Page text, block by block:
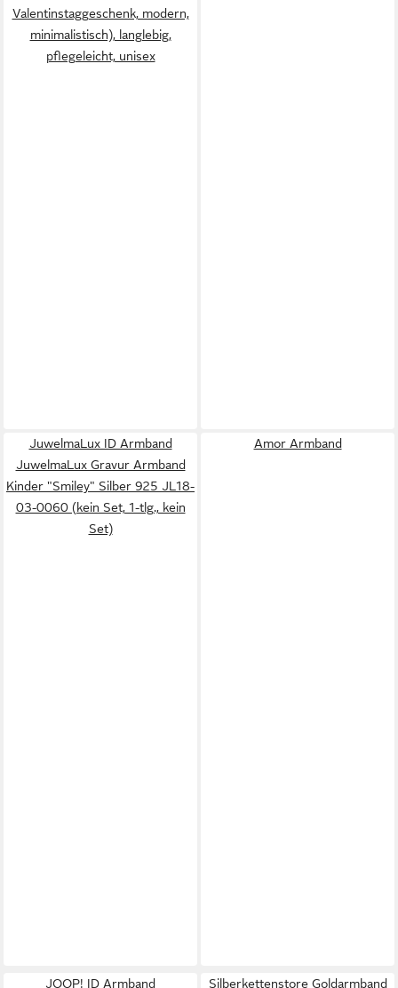
Valentinstaggeschenk, modern,
minimalistisch), langlebig,
pflegeleicht, unisex
JuwelmaLux ID Armband
JuwelmaLux Gravur Armband
Kinder "Smiley" Silber 925 JL18-
03-0060 (kein Set, 1-tlg., kein
Set)
Amor Armband
JOOP! ID Armband Silberkettenstore Goldarmband